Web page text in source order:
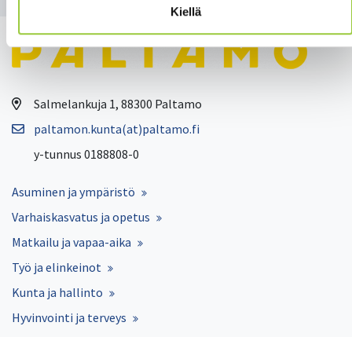
Kiellä
Salmelankuja 1, 88300 Paltamo
paltamon.kunta(at)paltamo.fi
y-tunnus 0188808-0
Asuminen ja ympäristö
Varhaiskasvatus ja opetus
Matkailu ja vapaa-aika
Työ ja elinkeinot
Kunta ja hallinto
Hyvinvointi ja terveys